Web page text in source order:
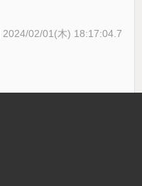
2024/02/01(木) 18:17:04.7